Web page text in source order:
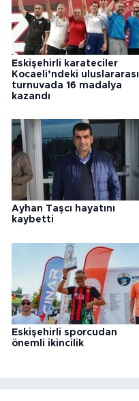
Eskişehirli karateciler
Kocaeli’ndeki uluslararası
turnuvada 16 madalya
kazandı
Ayhan Taşcı hayatını
kaybetti
Eskişehirli sporcudan
önemli ikincilik